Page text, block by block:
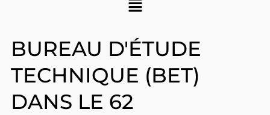
BUREAU D'ÉTUDE
TECHNIQUE (BET)
DANS LE 62